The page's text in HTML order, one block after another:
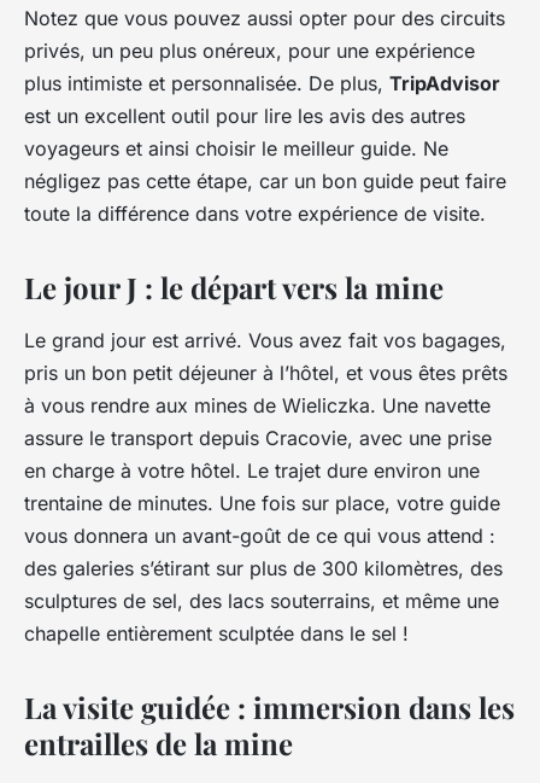
Notez que vous pouvez aussi opter pour des circuits
privés, un peu plus onéreux, pour une expérience
plus intimiste et personnalisée. De plus, TripAdvisor
est un excellent outil pour lire les avis des autres
voyageurs et ainsi choisir le meilleur guide. Ne
négligez pas cette étape, car un bon guide peut faire
toute la différence dans votre expérience de visite.
Le jour J : le départ vers la mine
Le grand jour est arrivé. Vous avez fait vos bagages,
pris un bon petit déjeuner à l’hôtel, et vous êtes prêts
à vous rendre aux mines de Wieliczka. Une navette
assure le transport depuis Cracovie, avec une prise
en charge à votre hôtel. Le trajet dure environ une
trentaine de minutes. Une fois sur place, votre guide
vous donnera un avant-goût de ce qui vous attend :
des galeries s’étirant sur plus de 300 kilomètres, des
sculptures de sel, des lacs souterrains, et même une
chapelle entièrement sculptée dans le sel !
La visite guidée : immersion dans les
entrailles de la mine